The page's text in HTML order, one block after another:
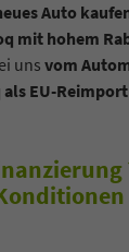
Auto
mit hohem
uns vom
als EU-